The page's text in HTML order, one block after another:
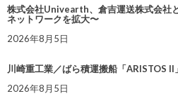
株式会社Univearth、倉吉運送株式会社
ネットワークを拡大〜
2026年8月5日
川崎重工業／ばら積運搬船「ARISTOS II
2026年8月5日